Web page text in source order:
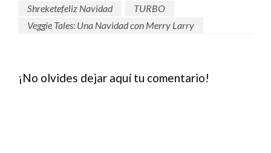
Shreketefeliz Navidad
TURBO
Veggie Tales: Una Navidad con Merry Larry
¡No olvides dejar aquí tu comentario!